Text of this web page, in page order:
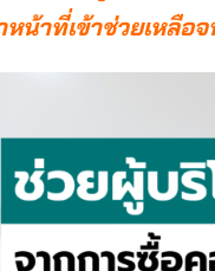
หน้าที่เข้าช่วยเหลือ